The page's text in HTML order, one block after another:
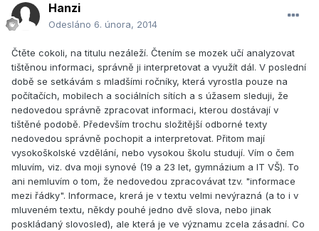
Hanzi
Odesláno 6. února, 2014
Čtěte cokoli, na titulu nezáleží. Čtením se mozek učí analyzovat
tištěnou informaci, správně ji interpretovat a využít dál. V poslední
době se setkávám s mladšími ročníky, která vyrostla pouze na
počítačích, mobilech a sociálních sítích a s úžasem sleduji, že
nedovedou správně zpracovat informaci, kterou dostávají v
tištěné podobě. Především trochu složitější odborné texty
nedovedou správně pochopit a interpretovat. Přitom mají
vysokoškolské vzdělání, nebo vysokou školu studují. Vím o čem
mluvím, viz. dva moji synové (19 a 23 let, gymnázium a IT VŠ). To
ani nemluvím o tom, že nedovedou zpracovávat tzv. "informace
mezi řádky". Informace, krerá je v textu velmi nevýrazná (a to i v
mluveném textu, někdy pouhé jedno dvě slova, nebo jinak
poskládaný slovosled), ale která je ve významu zcela zásadní. Co